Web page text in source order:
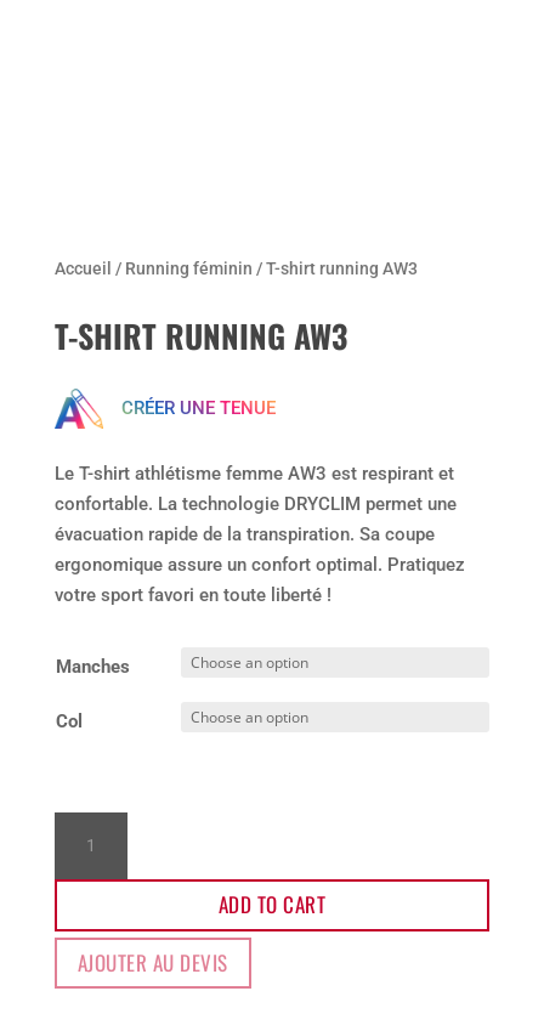
Accueil / Running féminin / T-shirt running AW3
T-SHIRT RUNNING AW3
CRÉER UNE TENUE
Le T-shirt athlétisme femme AW3 est respirant et
confortable. La technologie DRYCLIM permet une
évacuation rapide de la transpiration. Sa coupe
ergonomique assure un confort optimal. Pratiquez
votre sport favori en toute liberté !
Manches
Col
running
ADD TO CART
AJOUTER AU DEVIS